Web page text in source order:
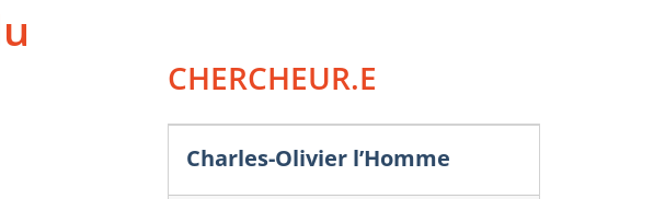
CHERCHEUR.E
Charles-Olivier l’Homme